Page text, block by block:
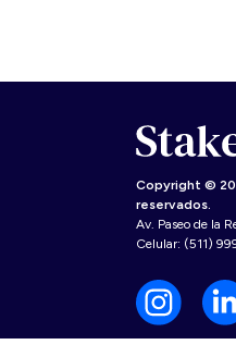
Copyright ©
reservados.
Av. Paseo de la
Celular: (511)